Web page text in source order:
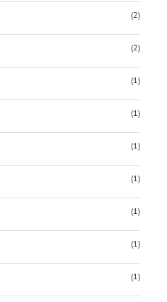
(2)
(2)
(1)
(1)
(1)
(1)
(1)
(1)
(1)